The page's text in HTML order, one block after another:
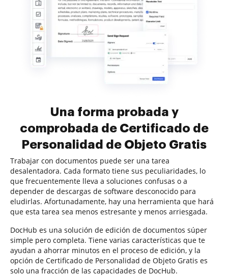
Una forma probada y
comprobada de Certificado de
Personalidad de Objeto Gratis
Trabajar con documentos puede ser una tarea
desalentadora. Cada formato tiene sus peculiaridades, lo
que frecuentemente lleva a soluciones confusas o a
depender de descargas de software desconocido para
eludirlas. Afortunadamente, hay una herramienta que hará
que esta tarea sea menos estresante y menos arriesgada.
DocHub es una solución de edición de documentos súper
simple pero completa. Tiene varias características que te
ayudan a ahorrar minutos en el proceso de edición, y la
opción de Certificado de Personalidad de Objeto Gratis es
solo una fracción de las capacidades de DocHub.